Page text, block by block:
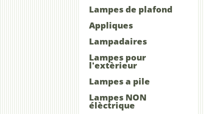
Lampes de plafond
Appliques
Lampadaires
Lampes pour
l'extèrieur
Lampes a pile
Lampes NON
élèctrique